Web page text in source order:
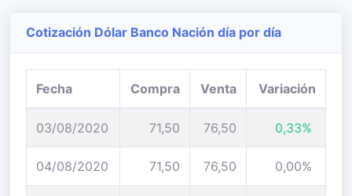
Cotización Dólar Banco Nación día por día
Fecha Compra Venta Variación
03/08/2020 71,50 76,50 0,33%
04/08/2020 71,50 76,50 0,00%